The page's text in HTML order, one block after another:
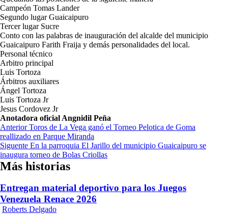
Campeón Tomas Lander
Segundo lugar Guaicaipuro
Tercer lugar Sucre
Conto con las palabras de inauguración del alcalde del municipio
Guaicaipuro Farith Fraija y demás personalidades del local.
Personal técnico
Arbitro principal
Luis Tortoza
Árbitros auxiliares
Ángel Tortoza
Luis Tortoza Jr
Jesus Cordovez Jr
Anotadora oficial Angnidil Peña
Navegación
de
entradas
AnteriorToros de La Vega ganó el Torneo Pelotica de Goma
reallizado en Parque Miranda
Siguente En la parroquia El Jarillo del municipio Guaicaipuro se
inaugura torneo de Bolas Criollas
Más historias
Entregan material deportivo para los Juegos
Venezuela Renace 2026
Roberts Delgado